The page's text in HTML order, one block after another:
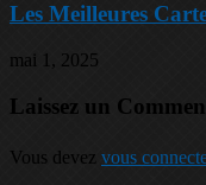
Les Meilleures
mai 1, 2025
Laissez un
Vous devez vous